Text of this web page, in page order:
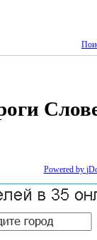
Powered by